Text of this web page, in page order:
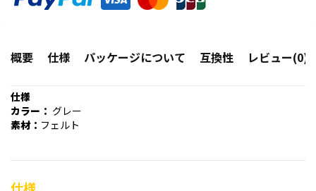
概要 仕様 パッケージについて 互換性 レビュー(0)
仕様
カラー： グレー
素材： フェルト